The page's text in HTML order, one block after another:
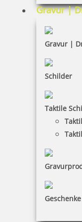
Gravur |
Gravur |
Schilder
Taktile
Widerruf
Barrierefreiheit
Vertrag widerrufen
Mein Konto
KONTAKT
Schaffarzyk GmbH
Heike Schaffarzyk